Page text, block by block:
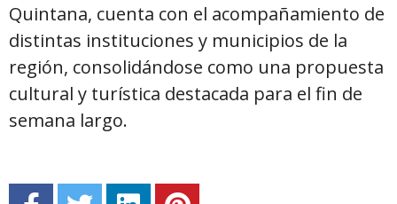
Quintana, cuenta con el acompañamiento de
distintas instituciones y municipios de la
región, consolidándose como una propuesta
cultural y turística destacada para el fin de
semana largo.